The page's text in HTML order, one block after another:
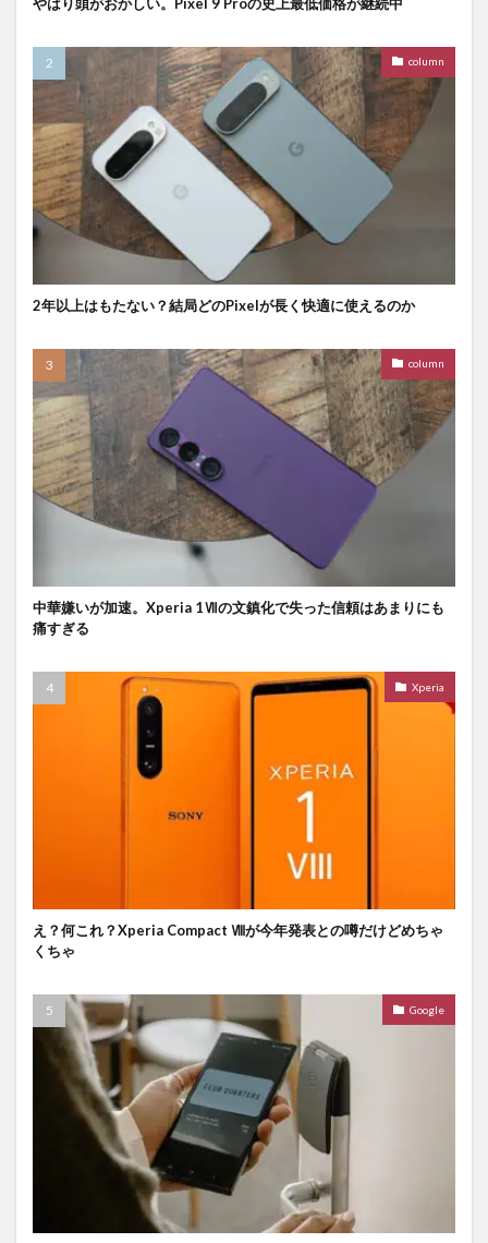
column
2年以上はもたない？結局どのPixelが長く快適に使えるのか
column
中華嫌いが加速。Xperia 1Ⅶの文鎮化で失った信頼はあまりにも
痛すぎる
Xperia
え？何これ？Xperia Compact Ⅷが今年発表との噂だけどめちゃ
くちゃ
Google